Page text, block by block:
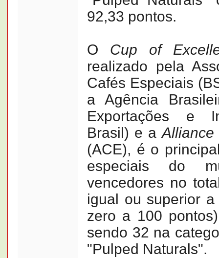
92,33 pontos.
O Cup of
realizado pela
Cafés Especiais
a Agência
Exportações e
Brasil) e aAlliance
(ACE), é o
especiais do
vencedores no
igual ou superior
zero a 100
sendo 32 na
"Pulped Naturals".